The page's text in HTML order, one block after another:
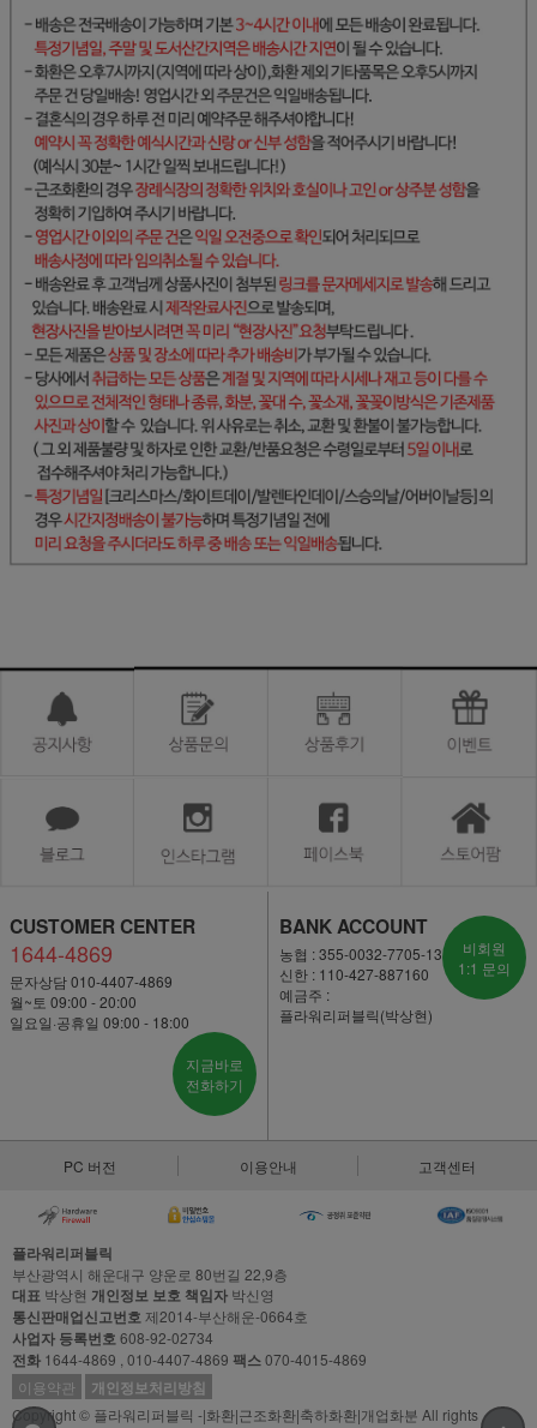
CUSTOMER CENTER
1644-4869
문자상담 010-4407-4869
월~토 09:00 - 20:00
일요일·공휴일 09:00 - 18:00
지금바로
전화하기
BANK ACCOUNT
농협 : 355-0032-7705-13
신한 : 110-427-887160
예금주 :
플라워리퍼블릭(박상현)
비회원
1:1 문의
PC 버전 이용안내 고객센터
플라워리퍼블릭
부산광역시 해운대구 양운로 80번길 22,9층
대표 박상현 개인정보 보호 책임자 박신영
통신판매업신고번호제2014-부산해운-0664호
사업자 등록번호608-92-02734
전화 1644-4869 , 010-4407-4869 팩스070-4015-4869
이용약관
개인정보처리방침
Copyright © 플라워리퍼블릭 -|화환|근조화환|축하화환|개업화분 All rights